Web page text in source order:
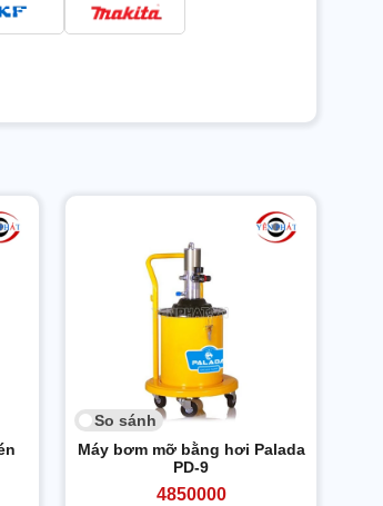
So sánh
Máy bơm mỡ bằng hơi Palada
PD-9
4850000